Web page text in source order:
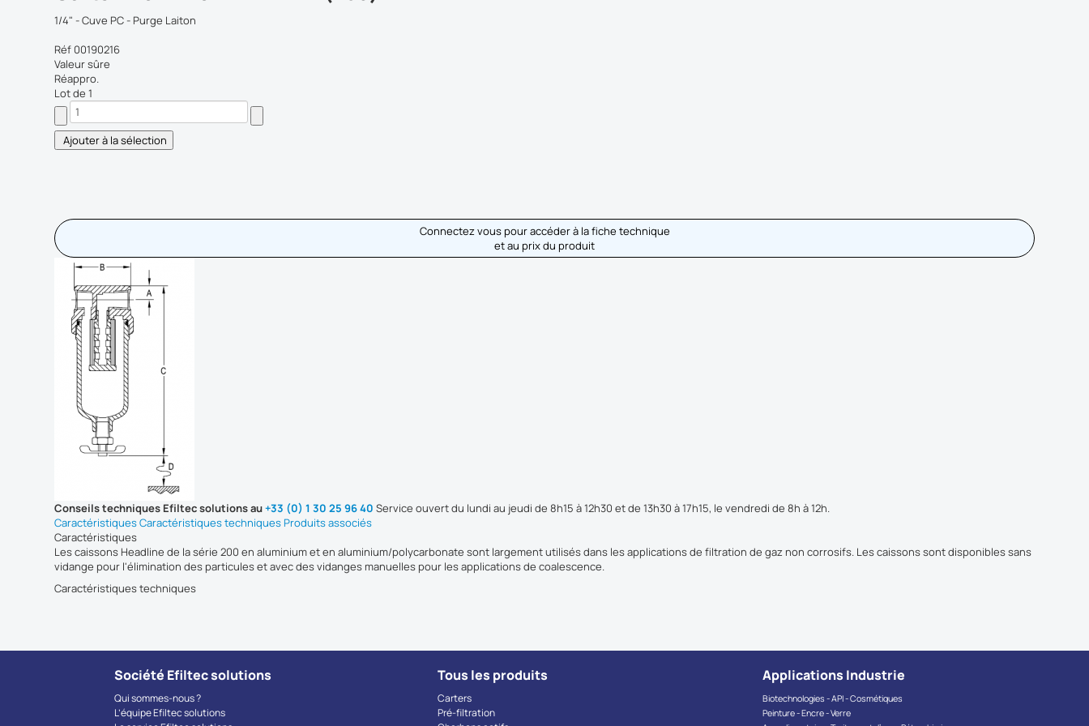
1/4" - Cuve PC - Purge Laiton
Réf 00190216
Valeur sûre
Réappro.
Lot de 1
Connectez vous pour accéder à la fiche technique
et au prix du produit
Conseils techniques Efiltec solutions au+33 (0) 1 30 25 96 40 Service ouvert du lundi au jeudi de 8h15 à 12h30 et de 13h30 à 17h15, le vendredi de 8h à 12h.
CaractéristiquesCaractéristiques techniques Produits associés
Caractéristiques
Les caissons Headline de la série 200 en aluminium et en aluminium/polycarbonate sont largement utilisés dans les applications de filtration de gaz non corrosifs. Les caissons sont disponibles sans
vidange pour l'élimination des particules et avec des vidanges manuelles pour les applications de coalescence.
Caractéristiques techniques
Société Efiltec solutions
Qui sommes-nous ?
L’équipe Efiltec solutions
Tous les produits
Carters
Pré-filtration
Applications Industrie
Biotechnologies - API - Cosmétiques
Peinture - Encre - Verre